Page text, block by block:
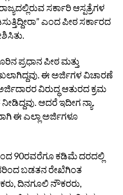
ಸರ್ಕಾರಿ ಆಸ್ಪತ್ರೆಗಳ
ಎಂದ ಪೀಠ ಸರ್ಕಾರದ
ಪ್ರಧಾನ ಪೀಠ ಮತ್ತು
ಈ ಅರ್ಜಿಗಳ ವಿಚಾರಣೆ
ವಿರುದ್ಧ ಆತುರದ ಕ್ರಮ
ಆದರೆ ಇದೀಗ ನ್ಯಾ.
ಈ ಎಲ್ಲಾ ಅರ್ಜಿಗಳೂ
90ರವರೆಗೂ ಕಡಿಮೆ ದರದಲ್ಲಿ
ಬಡತನ ರೇಖೆಗಿಂತ
ದಿನಗೂಲಿ ನೌಕರರು,